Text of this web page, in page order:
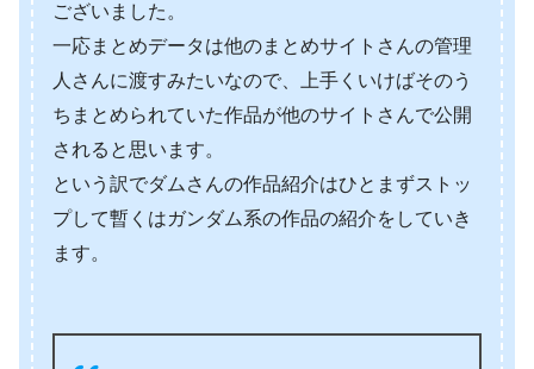
ございました。
一応まとめデータは他のまとめサイトさんの管理
人さんに渡すみたいなので、上手くいけばそのう
ちまとめられていた作品が他のサイトさんで公開
されると思います。
という訳でダムさんの作品紹介はひとまずストッ
プして暫くはガンダム系の作品の紹介をしていき
ます。